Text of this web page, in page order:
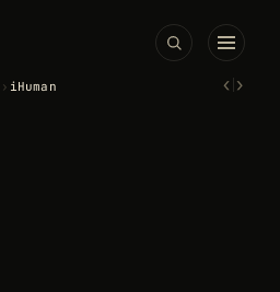
› iHuman ‹›